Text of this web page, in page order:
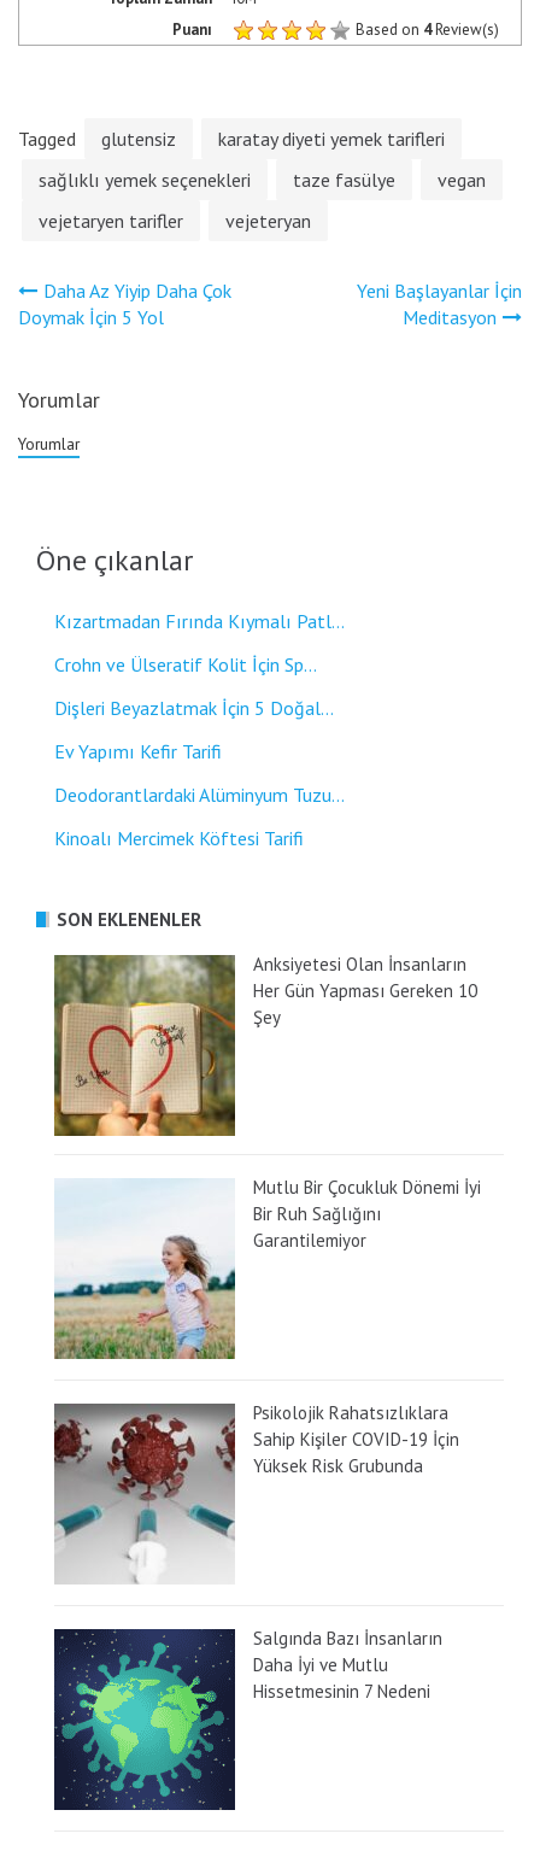
Puanı
Based on 4Review(s)
Tagged glutensiz
karatay diyeti yemek tarifleri
sağlıklı yemek seçenekleri
taze fasülye
vegan
vejetaryen tarifler
vejeteryan
Yazı
gezinmesi
Daha Az Yiyip Daha Çok
Doymak İçin 5 Yol
Yeni Başlayanlar İçin
Meditasyon
Yorumlar
Yorumlar
Öne çıkanlar
Kızartmadan Fırında Kıymalı Patl...
Crohn ve Ülseratif Kolit İçin Sp...
Dişleri Beyazlatmak İçin 5 Doğal...
Ev Yapımı Kefir Tarifi
Deodorantlardaki Alüminyum Tuzu...
Kinoalı Mercimek Köftesi Tarifi
SON EKLENENLER
Anksiyetesi Olan İnsanların
Her Gün Yapması Gereken 10
Şey
Mutlu Bir Çocukluk Dönemi İyi
Bir Ruh Sağlığını
Garantilemiyor
Psikolojik Rahatsızlıklara
Sahip Kişiler COVID-19 İçin
Yüksek Risk Grubunda
Salgında Bazı İnsanların
Daha İyi ve Mutlu
Hissetmesinin 7 Nedeni